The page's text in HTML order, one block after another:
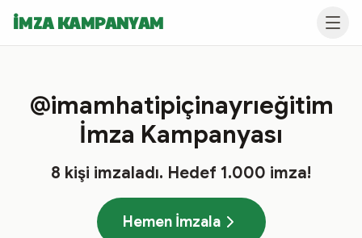
İMZA KAMPANYAM
@imamhatipiçinayrıeğitim
İmza Kampanyası
8 kişi imzaladı. Hedef 1.000 imza!
Hemen İmzala